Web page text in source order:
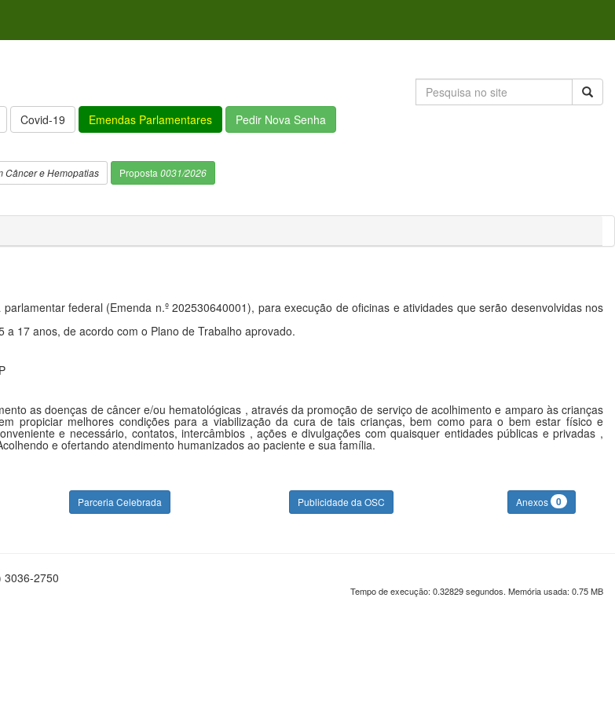
Covid-19 Emendas Parlamentares Pedir Nova Senha
Câncer e Hemopatias Proposta 0031/2026
federal (Emenda n.º 202530640001), para execução de oficinas e atividades que serão desenvolvidas nos
17 anos, de acordo com o Plano de Trabalho aprovado.
as doenças de câncer e/ou hematológicas , através da promoção de serviço de acolhimento e amparo às crianças
propiciar melhores condições para a viabilização da cura de tais crianças, bem como para o bem estar físico e
e necessário, contatos, intercâmbios , ações e divulgações com quaisquer entidades públicas e privadas ,
e ofertando atendimento humanizados ao paciente e sua família.
Parceria Celebrada Publicidade da OSC Anexos 0
3036-2750
Tempo de execução: 0.32829 segundos. Memória usada: 0.75 MB